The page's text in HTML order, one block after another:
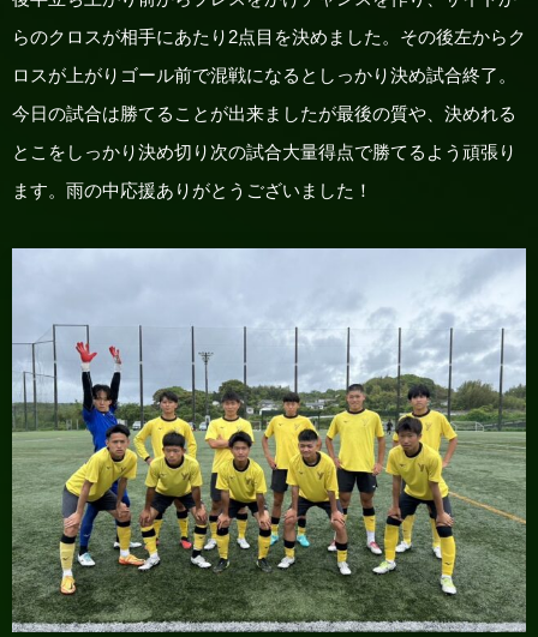
らのクロスが相手にあたり2点目を決めました。その後左からク
ロスが上がりゴール前で混戦になるとしっかり決め試合終了。
今日の試合は勝てることが出来ましたが最後の質や、決めれる
とこをしっかり決め切り次の試合大量得点で勝てるよう頑張り
ます。雨の中応援ありがとうございました！